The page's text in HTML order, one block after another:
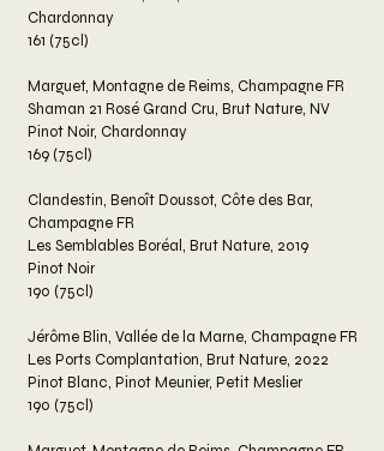
Chardonnay
161 (75cl)
Marguet, Montagne de Reims, Champagne FR
Shaman 21 Rosé Grand Cru, Brut Nature, NV
Pinot Noir, Chardonnay
169 (75cl)
Clandestin, Benoît Doussot, Côte des Bar,
Champagne FR
Les Semblables Boréal, Brut Nature, 2019
Pinot Noir
190 (75cl)
Jérôme Blin, Vallée de la Marne, Champagne FR
Les Ports Complantation, Brut Nature, 2022
Pinot Blanc, Pinot Meunier, Petit Meslier
190 (75cl)